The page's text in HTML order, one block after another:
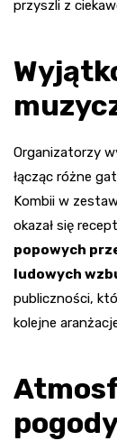
przyszli z
Organizatorzy
łącząc różne
Kombii w
okazał się
popowych
ludowych
publiczności,
kolejne